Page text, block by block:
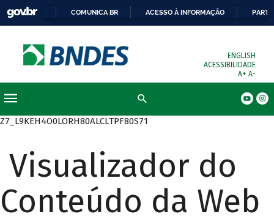
COMUNICA BR ACESSO À INFORMAÇÃO
ENGLISH
ACESSIBILIDADE
A+ A-
Z7_L9KEH4O0LORH80ALCLTPF80S71
Visualizador do
Conteúdo da Web